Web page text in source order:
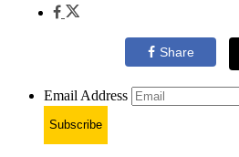
Share
Email Address
Subscribe